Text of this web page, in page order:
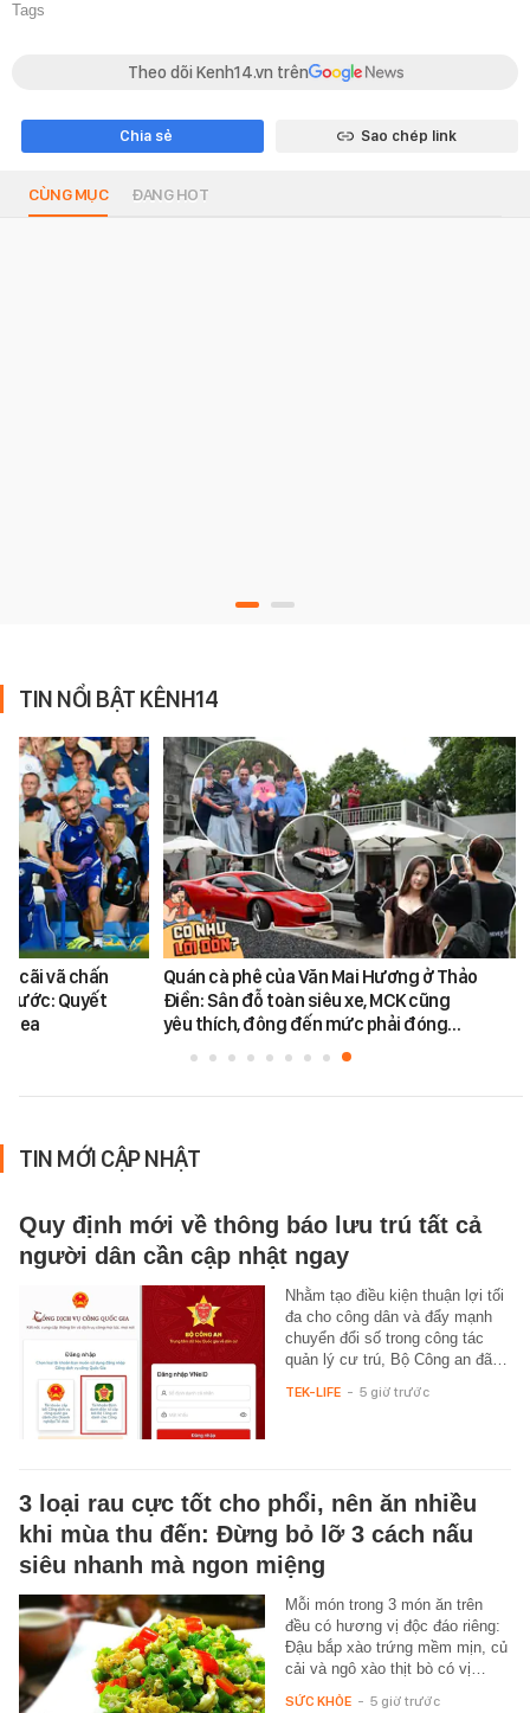
Tags
Theo dõi Kenh14.vn trên
Chia sẻ Sao chép link
CÙNG MỤC ĐANG HOT
TIN NỔI BẬT KÊNH14
cãi vã chấn
trước: Quyết
Quán cà phê của Văn Mai Hương ở Thảo
Điền: Sân đỗ toàn siêu xe, MCK cũng
yêu thích, đông đến mức phải đóng…
TIN MỚI CẬP NHẬT
Quy định mới về thông báo lưu trú tất cả
người dân cần cập nhật ngay
Nhằm tạo điều kiện thuận lợi tối
đa cho công dân và đẩy mạnh
chuyển đổi số trong công tác
quản lý cư trú, Bộ Công an đã…
TEK-LIFE - 5 giờ trước
3 loại rau cực tốt cho phổi, nên ăn nhiều
khi mùa thu đến: Đừng bỏ lỡ 3 cách nấu
siêu nhanh mà ngon miệng
Mỗi món trong 3 món ăn trên
đều có hương vị độc đáo riêng:
Đậu bắp xào trứng mềm mịn, củ
cải và ngô xào thịt bò có vị…
SỨC KHỎE - 5 giờ trước